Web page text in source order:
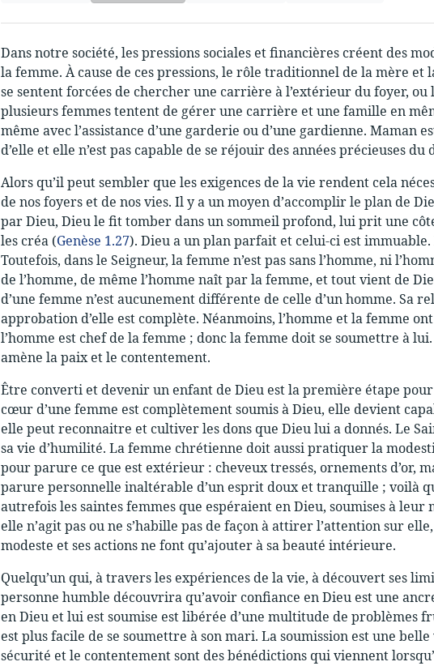
Dans notre société, les pressions sociales et financières créent des
la femme. À cause de ces pressions, le rôle traditionnel de la mère
se sentent forcées de chercher une carrière à l’extérieur du foyer,
plusieurs femmes tentent de gérer une carrière et une famille en
même avec l’assistance d’une garderie ou d’une gardienne. Maman
d’elle et elle n’est pas capable de se réjouir des années précieuses
Alors qu’il peut sembler que les exigences de la vie rendent cela
de nos foyers et de nos vies. Il y a un moyen d’accomplir le plan de
par Dieu, Dieu le fit tomber dans un sommeil profond, lui prit une
les créa (Genèse 1.27). Dieu a un plan parfait et celui-ci est
Toutefois, dans le Seigneur, la femme n’est pas sans l’homme, ni
de l’homme, de même l’homme naît par la femme, et tout vient de
d’une femme n’est aucunement différente de celle d’un homme. Sa
approbation d’elle est complète. Néanmoins, l’homme et la femme
l’homme est chef de la femme ; donc la femme doit se soumettre à
amène la paix et le contentement.
Être converti et devenir un enfant de Dieu est la première étape
cœur d’une femme est complètement soumis à Dieu, elle devient
elle peut reconnaitre et cultiver les dons que Dieu lui a donnés. Le
sa vie d’humilité. La femme chrétienne doit aussi pratiquer la
pour parure ce que est extérieur : cheveux tressés, ornements d’or,
parure personnelle inaltérable d’un esprit doux et tranquille ; voilà
autrefois les saintes femmes que espéraient en Dieu, soumises à leur
elle n’agit pas ou ne s’habille pas de façon à attirer l’attention sur
modeste et ses actions ne font qu’ajouter à sa beauté intérieure.
Quelqu’un qui, à travers les expériences de la vie, à découvert ses
personne humble découvrira qu’avoir confiance en Dieu est une
en Dieu et lui est soumise est libérée d’une multitude de problèmes
est plus facile de se soumettre à son mari. La soumission est une
sécurité et le contentement sont des bénédictions qui viennent